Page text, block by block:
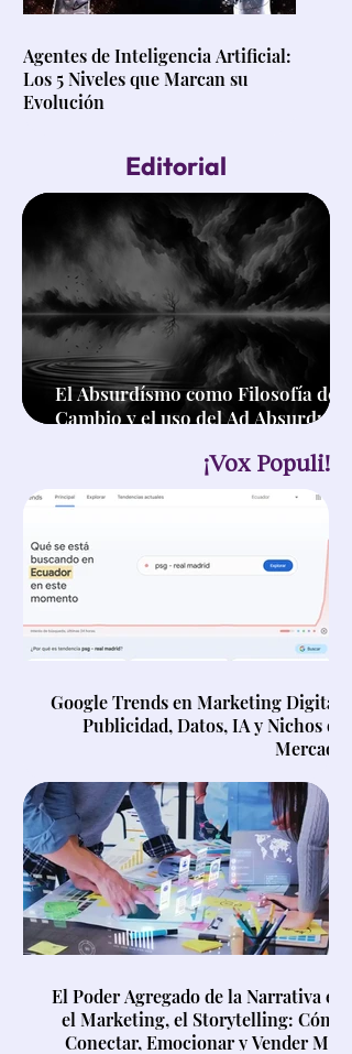
Agentes de Inteligencia Artificial:
Los 5 Niveles que Marcan su
Evolución
Editorial
El Absurdísmo como Filosofía de
Cambio y el uso del Ad Absurdum
¡Vox Populi!
Google Trends en Marketing Digital,
Publicidad, Datos, IA y Nichos de
Mercado
El Poder Agregado de la Narrativa en
el Marketing, el Storytelling: Cómo
Conectar, Emocionar y Vender Más